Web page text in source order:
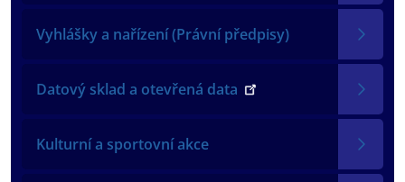
Vyhlášky a nařízení (Právní předpisy)
Datový sklad a otevřená data
Kulturní a sportovní akce